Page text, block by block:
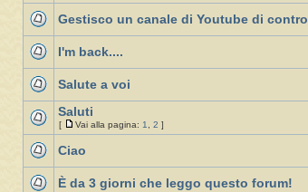
Gestisco un canale di Youtube di
I'm back....
Salute a voi
Saluti
[ Vai alla pagina: 1, 2 ]
Ciao
È da 3 giorni che leggo questo forum!